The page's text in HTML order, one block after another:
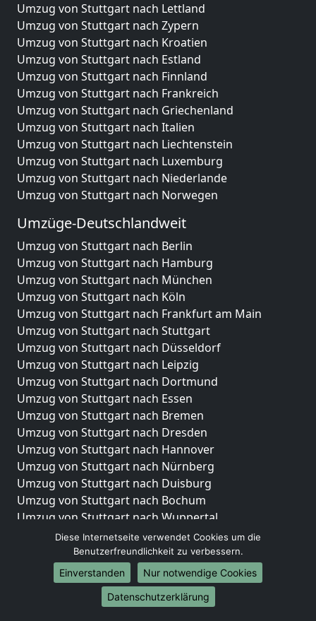
Umzug von Stuttgart nach Lettland
Umzug von Stuttgart nach Zypern
Umzug von Stuttgart nach Kroatien
Umzug von Stuttgart nach Estland
Umzug von Stuttgart nach Finnland
Umzug von Stuttgart nach Frankreich
Umzug von Stuttgart nach Griechenland
Umzug von Stuttgart nach Italien
Umzug von Stuttgart nach Liechtenstein
Umzug von Stuttgart nach Luxemburg
Umzug von Stuttgart nach Niederlande
Umzug von Stuttgart nach Norwegen
Umzüge-Deutschlandweit
Umzug von Stuttgart nach Berlin
Umzug von Stuttgart nach Hamburg
Umzug von Stuttgart nach München
Umzug von Stuttgart nach Köln
Umzug von Stuttgart nach Frankfurt am Main
Umzug von Stuttgart nach Stuttgart
Umzug von Stuttgart nach Düsseldorf
Umzug von Stuttgart nach Leipzig
Umzug von Stuttgart nach Dortmund
Umzug von Stuttgart nach Essen
Umzug von Stuttgart nach Bremen
Umzug von Stuttgart nach Dresden
Umzug von Stuttgart nach Hannover
Umzug von Stuttgart nach Nürnberg
Umzug von Stuttgart nach Duisburg
Umzug von Stuttgart nach Bochum
Umzug von Stuttgart nach Wuppertal
Umzug von Stuttgart nach Bielefeld
Umzug von Stuttgart nach Bonn
Umzug von Stuttgart nach Münster
Internationale-Umzüge
Diese Internetseite verwendet Cookies um die
Benutzerfreundlichkeit zu verbessern.
Einverstanden
Nur notwendige Cookies
Datenschutzerklärung